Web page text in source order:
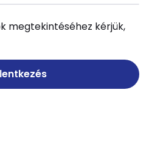
megtekintéséhez kérjük,